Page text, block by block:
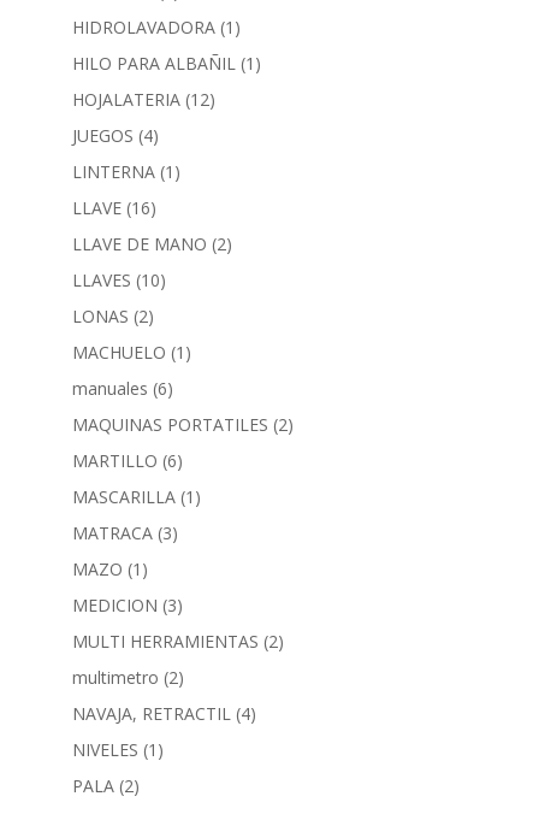
HIDROLAVADORA (1)
HILO PARA ALBAÑIL (1)
HOJALATERIA (12)
JUEGOS (4)
LINTERNA (1)
LLAVE (16)
LLAVE DE MANO (2)
LLAVES (10)
LONAS (2)
MACHUELO (1)
manuales (6)
MAQUINAS PORTATILES (2)
MARTILLO (6)
MASCARILLA (1)
MATRACA (3)
MAZO (1)
MEDICION (3)
MULTI HERRAMIENTAS (2)
multimetro (2)
NAVAJA, RETRACTIL (4)
NIVELES (1)
PALA (2)